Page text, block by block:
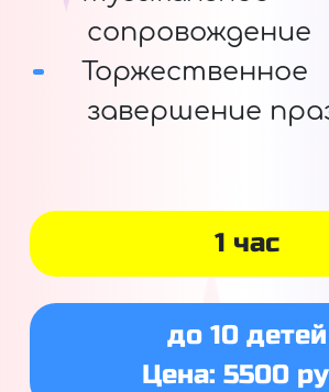
сопровождение
Торжественное
завершение
1 час
до 10 детей
Цена: 5500